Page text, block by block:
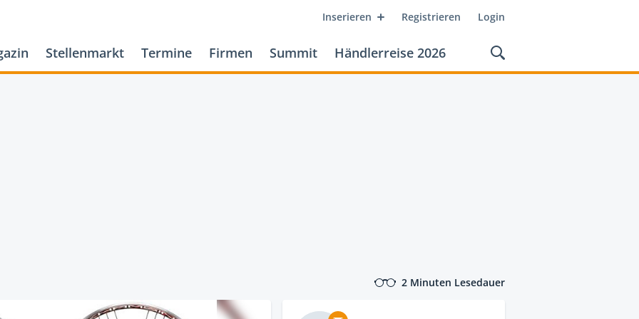
Inserieren Registrieren Login
Stellenmarkt Termine Firmen Summit Händlerreise 2026
2 Minuten Lesedauer